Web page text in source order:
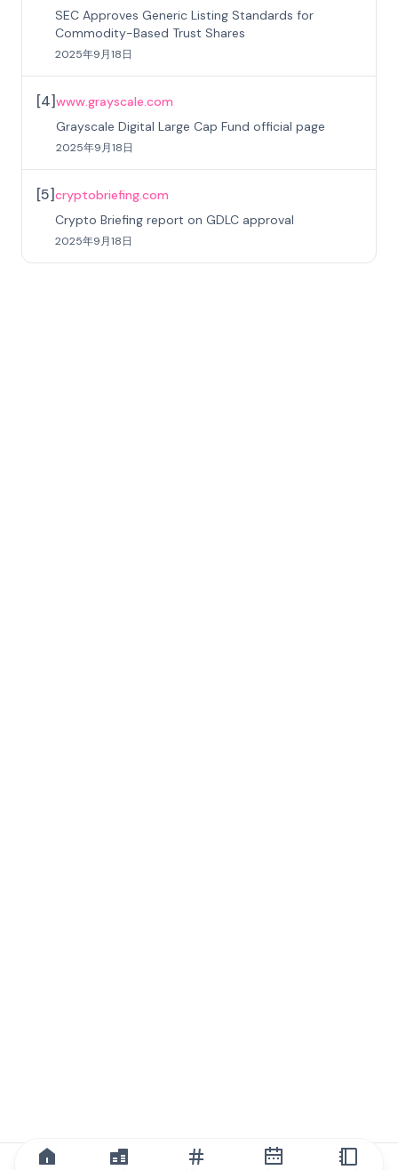
SEC Approves Generic Listing Standards for
Commodity-Based Trust Shares
2025年9月18日
[4]www.grayscale.com
Grayscale Digital Large Cap Fund official page
2025年9月18日
[5]cryptobriefing.com
Crypto Briefing report on GDLC approval
2025年9月18日